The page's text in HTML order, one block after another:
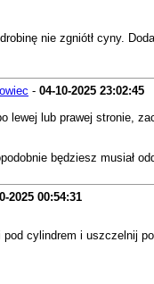
nie zgniótł cyny.
- 04-10-2025 23:02:45
lub prawej stronie,
będziesz musiał
2025 00:54:31
cylindrem i uszczelnij